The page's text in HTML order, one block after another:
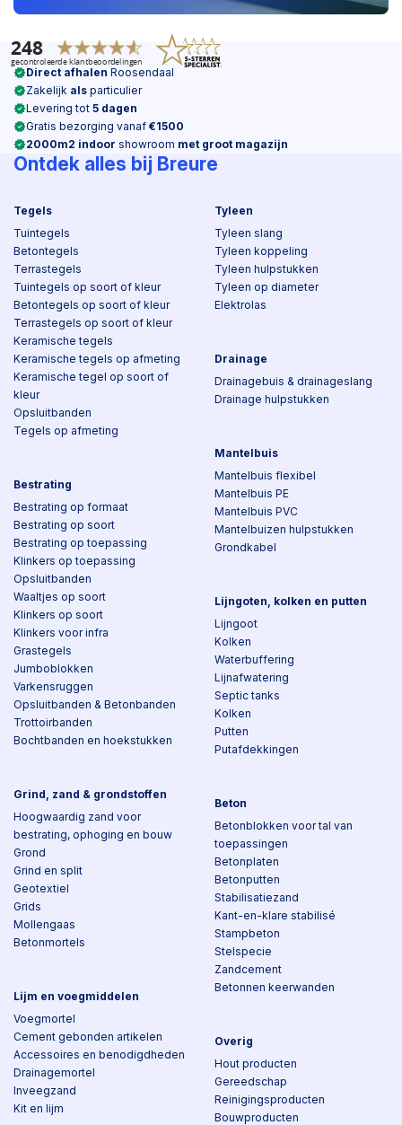
Direct afhalen Roosendaal
Zakelijk als particulier
Levering tot 5 dagen
Gratis bezorging vanaf €1500
2000m2 indoor showroom met groot magazijn
Ontdek alles bij Breure
Tegels
Tuintegels
Betontegels
Terrastegels
Tuintegels op soort of kleur
Betontegels op soort of kleur
Terrastegels op soort of kleur
Keramische tegels
Keramische tegels op afmeting
Keramische tegel op soort of
kleur
Opsluitbanden
Tegels op afmeting
Bestrating
Bestrating op formaat
Bestrating op soort
Bestrating op toepassing
Klinkers op toepassing
Opsluitbanden
Waaltjes op soort
Klinkers op soort
Klinkers voor infra
Grastegels
Jumboblokken
Varkensruggen
Opsluitbanden & Betonbanden
Trottoirbanden
Bochtbanden en hoekstukken
Grind, zand & grondstoffen
Hoogwaardig zand voor
bestrating, ophoging en bouw
Grond
Grind en split
Geotextiel
Grids
Mollengaas
Betonmortels
Lijm en voegmiddelen
Voegmortel
Cement gebonden artikelen
Accessoires en benodigdheden
Drainagemortel
Inveegzand
Kit en lijm
Tyleen
Tyleen slang
Tyleen koppeling
Tyleen hulpstukken
Tyleen op diameter
Elektrolas
Drainage
Drainagebuis & drainageslang
Drainage hulpstukken
Mantelbuis
Mantelbuis flexibel
Mantelbuis PE
Mantelbuis PVC
Mantelbuizen hulpstukken
Grondkabel
Lijngoten, kolken en putten
Lijngoot
Kolken
Waterbuffering
Lijnafwatering
Septic tanks
Kolken
Putten
Putafdekkingen
Beton
Betonblokken voor tal van
toepassingen
Betonplaten
Betonputten
Stabilisatiezand
Kant-en-klare stabilisé
Stampbeton
Stelspecie
Zandcement
Betonnen keerwanden
Overig
Hout producten
Gereedschap
Reinigingsproducten
Bouwproducten